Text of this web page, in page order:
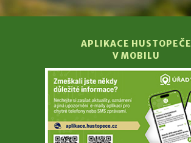
APLIKACE HUSTOPEČE
V MOBILU